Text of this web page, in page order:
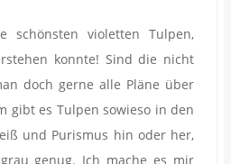
schönsten violetten Tulpen,
konnte! Sind die nicht
doch gerne alle Pläne über
gibt es Tulpen sowieso in den
und Purismus hin oder her,
genug. Ich mache es mir